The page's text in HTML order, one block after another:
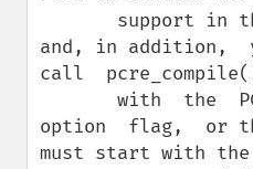
and, in addition,
call
option  flag,  or
must start with the